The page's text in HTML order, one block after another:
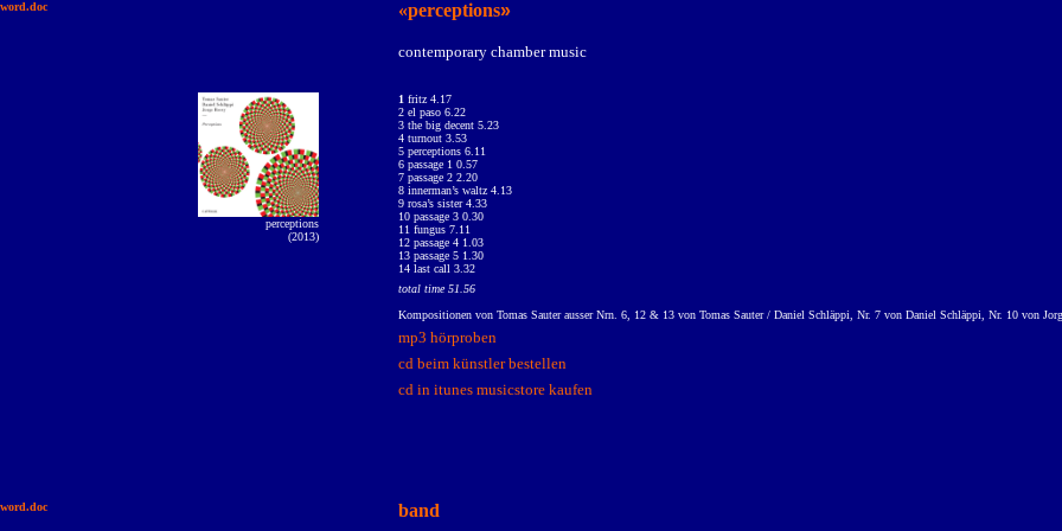
word.doc «perceptions»
contemporary chamber music
perceptions
(2013)
1 fritz 4.17
2 el paso 6.22
3 the big decent 5.23
4 turnout 3.53
5 perceptions 6.11
6 passage 1 0.57
7 passage 2 2.20
8 innerman’s waltz 4.13
9 rosa’s sister 4.33
10 passage 3 0.30
11 fungus 7.11
12 passage 4 1.03
13 passage 5 1.30
14 last call 3.32
total time 51.56
Kompositionen von Tomas Sauter ausser Nrn. 6, 12 & 13 von Tomas Sauter / Daniel Schläppi, Nr. 7 von Daniel Schläppi, Nr. 10 von
mp3 hörproben
cd beim künstler bestellen
cd in itunes musicstore kaufen
word.doc band